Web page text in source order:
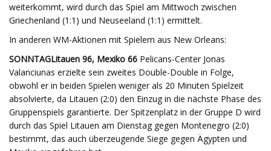
weiterkommt, wird durch das Spiel am Mittwoch zwischen
Griechenland (1:1) und Neuseeland (1:1) ermittelt.
In anderen WM-Aktionen mit Spielern aus New Orleans:
SONNTAGLitauen 96, Mexiko 66 Pelicans-Center Jonas
Valanciunas erzielte sein zweites Double-Double in Folge,
obwohl er in beiden Spielen weniger als 20 Minuten Spielzeit
absolvierte, da Litauen (2:0) den Einzug in die nächste Phase des
Gruppenspiels garantierte. Der Spitzenplatz in der Gruppe D wird
durch das Spiel Litauen am Dienstag gegen Montenegro (2:0)
bestimmt, das auch überzeugende Siege gegen Ägypten und